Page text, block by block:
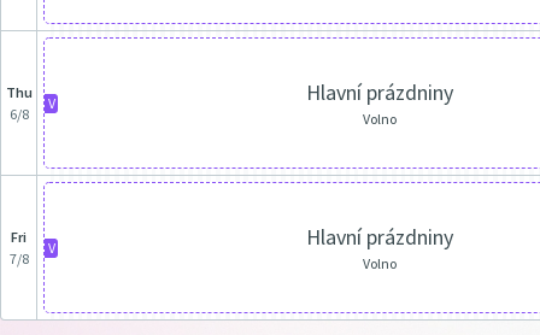
Thu
6/8
V Hlavní prázdniny
Volno
Fri
7/8
V Hlavní prázdniny
Volno